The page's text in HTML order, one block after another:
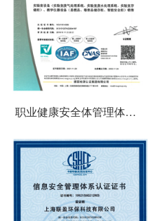
职业健康安全体管理体系
认证证书